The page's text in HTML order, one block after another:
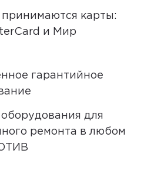
принимаются карты:
и Мир
гарантийное
оборудования для
ремонта в любом